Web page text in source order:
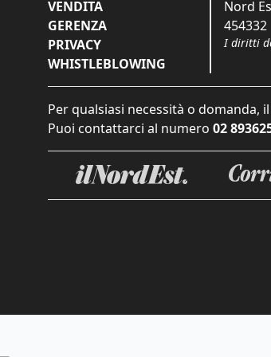
VENDITA
GERENZA
PRIVACY
WHISTLEBLOWING
Nord
454332
I diritti
Per qualsiasi necessità o domanda,
Puoi contattarci al numero 02